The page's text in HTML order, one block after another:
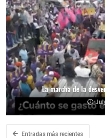
La marcha de la
Entradas más recientes